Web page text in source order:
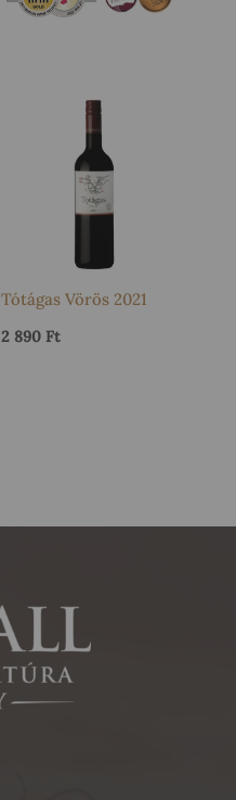
Tótágas Vörös 2021
2 890Ft